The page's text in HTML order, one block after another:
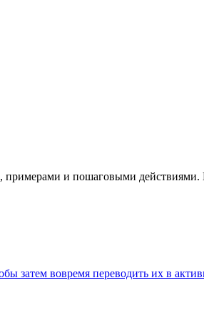
и пошаговыми
затем вовремя переводить их в